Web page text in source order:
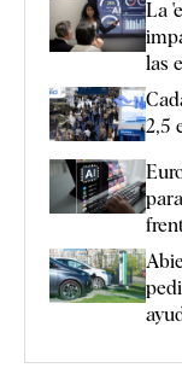
La
las
2,5